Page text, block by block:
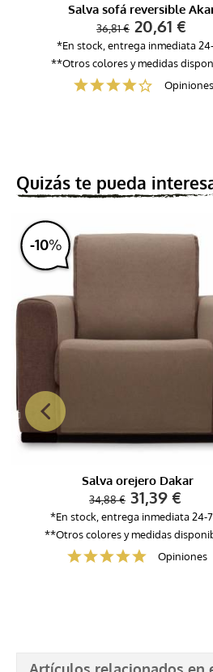
Salva sofá reversible
36,81 € 20,61 €
*En stock, entrega inmediata
**Otros colores y medidas
Opiniones
Quizás te pueda
-10%
Salva orejero Dakar
34,88 € 31,39 €
*En stock, entrega inmediata 24-
**Otros colores y medidas
Opiniones